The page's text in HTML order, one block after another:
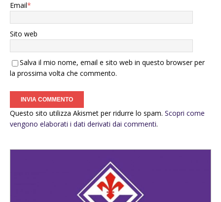
Email*
Sito web
Salva il mio nome, email e sito web in questo browser per
la prossima volta che commento.
Questo sito utilizza Akismet per ridurre lo spam. Scopri come
vengono elaborati i dati derivati dai commenti.